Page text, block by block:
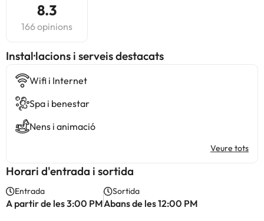
8.3
166 opinions
Instal·lacions i serveis destacats
Wifi i Internet
Spa i benestar
Nens i animació
Veure tots
Horari d'entrada i sortida
Entrada
A partir de les 3:00 PM
Sortida
Abans de les 12:00 PM